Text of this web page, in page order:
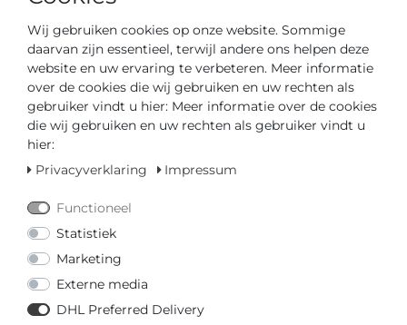
Artikelnummer 0220R
€ 25,00*
Inhoud1
GEDIPLOMEERD DEALER
SNELLE LEVERTIJD
Wij gebruiken cookies op onze website. Sommige
daarvan zijn essentieel, terwijl andere ons helpen deze
website en uw ervaring te verbeteren. Meer informatie
over de cookies die wij gebruiken en uw rechten als
gebruiker vindt u hier: Meer informatie over de cookies
die wij gebruiken en uw rechten als gebruiker vindt u
hier:
Privacyverklaring
Impressum
Functioneel
Statistiek
Marketing
Externe media
DHL Preferred Delivery